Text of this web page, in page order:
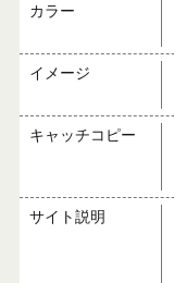
カラー
イメージ
キャッチコピー
サイト説明